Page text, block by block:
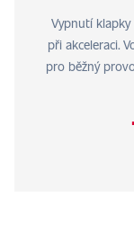
Vypnutí klapky
při akceleraci.
pro běžný